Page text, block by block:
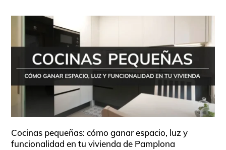
Cocinas pequeñas: cómo ganar espacio, luz y
funcionalidad en tu vivienda de Pamplona